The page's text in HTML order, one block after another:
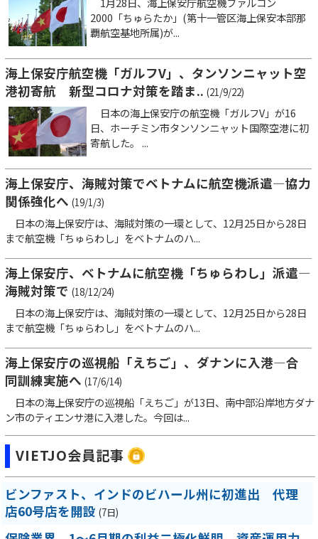
2000「ちゅらたか」(第十一管区海上保安本部那
覇航空基地所属)が...
海上保安庁航空機「ガルフV」、タンソンニャット空
港初寄航 新型コロナ対策を踏ま.. (21/9/22)
日本の海上保安庁の航空機「ガルフV」が16
日、ホーチミン市タンソンニャット国際空港に初
寄航した。 ...
海上保安庁、海賊対策でベトナムに航空機派遣―協力
関係強化へ (19/1/3)
日本の海上保安庁は、海賊対策の一環として、12月25日から28日
まで航空機「ちゅらわし」をベトナムのハ...
海上保安庁、ベトナムに航空機「ちゅらわし」派遣―
海賊対策で (18/12/24)
日本の海上保安庁は、海賊対策の一環として、12月25日から28日
まで航空機「ちゅらわし」をベトナムのハ...
海上保安庁の巡視船「えちご」、ダナンに入港―合
同訓練実施へ (17/6/14)
日本の海上保安庁の巡視船「えちご」が13日、南中部沿岸地方ダナ
ン市のティエンサ港に入港した。今回は...
VIETJO会員記事
ビンファスト、インドのビハール州に初進出 代理
店60号店を開設 (7日)